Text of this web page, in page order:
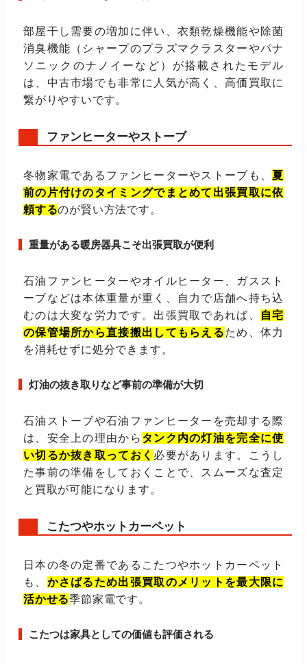
部屋干し需要の増加に伴い、衣類乾燥機能や除菌
消臭機能（シャープのプラズマクラスターやパナ
ソニックのナノイーなど）が搭載されたモデル
は、中古市場でも非常に人気が高く、高価買取に
繋がりやすいです。
ファンヒーターやストーブ
冬物家電であるファンヒーターやストーブも、夏
前の片付けのタイミングでまとめて出張買取に依
頼するのが賢い方法です。
重量がある暖房器具こそ出張買取が便利
石油ファンヒーターやオイルヒーター、ガススト
ーブなどは本体重量が重く、自力で店舗へ持ち込
むのは大変な労力です。出張買取であれば、
自宅
の保管場所から直接搬出してもらえるため、体力
を消耗せずに処分できます。
灯油の抜き取りなど事前の準備が大切
石油ストーブや石油ファンヒーターを売却する際
は、安全上の理由から タンク内の灯油を完全に使
い切るか抜き取っておく 必要があります。こうし
た事前の準備をしておくことで、スムーズな査定
と買取が可能になります。
こたつやホットカーペット
日本の冬の定番であるこたつやホットカーペット
も、 かさばるため出張買取のメリットを最大限に
活かせる季節家電です。
こたつは家具としての価値も評価される